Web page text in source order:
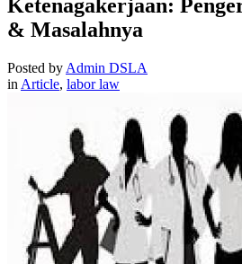
Ketenagakerjaan:
& Masalahnya
Posted by Admin DSLA
in Article, labor law